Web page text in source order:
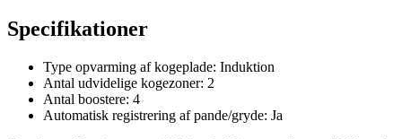
Specifikationer
Type opvarming af kogeplade: Induktion
Antal udvidelige kogezoner: 2
Antal boostere: 4
Automatisk registrering af pande/gryde: Ja